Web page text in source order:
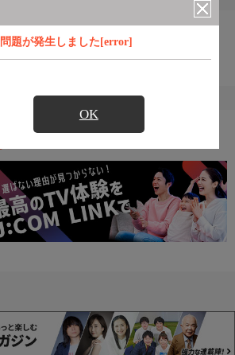
題が発生しました[error]
OK
すめ番組
報